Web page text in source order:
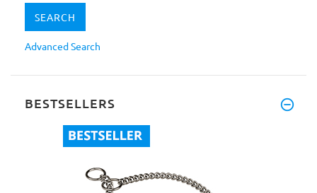
Advanced Search
BESTSELLERS